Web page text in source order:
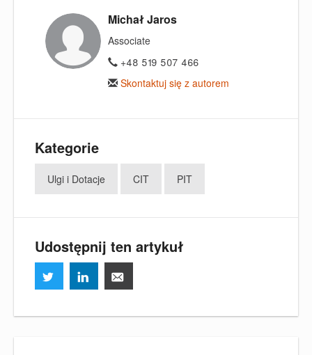
Michał Jaros
Associate
+48 519 507 466
Skontaktuj się z autorem
Kategorie
Ulgi i Dotacje CIT PIT
Udostępnij ten artykuł